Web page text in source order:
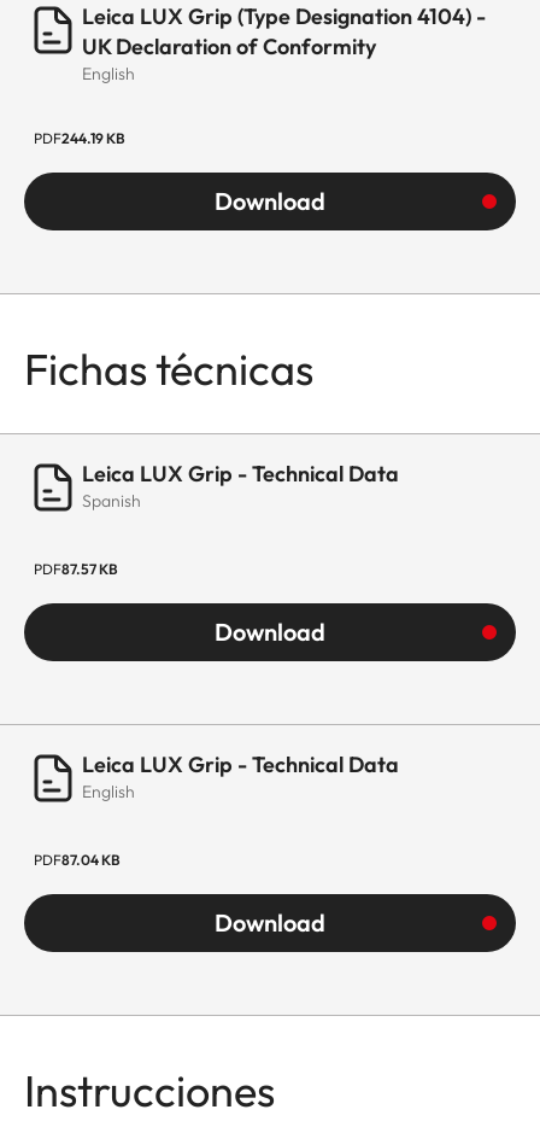
Leica LUX Grip (Type Designation 4104) -
UK Declaration of Conformity
English
PDF244.19 KB
Download
Fichas técnicas
Leica LUX Grip - Technical Data
Spanish
PDF87.57 KB
Download
Leica LUX Grip - Technical Data
English
PDF87.04 KB
Download
Instrucciones